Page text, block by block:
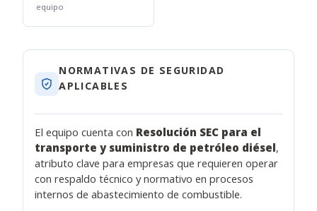
equipo
NORMATIVAS DE SEGURIDAD
APLICABLES
El equipo cuenta con Resolución SEC para el
transporte y suministro de petróleo diésel,
atributo clave para empresas que requieren operar
con respaldo técnico y normativo en procesos
internos de abastecimiento de combustible.